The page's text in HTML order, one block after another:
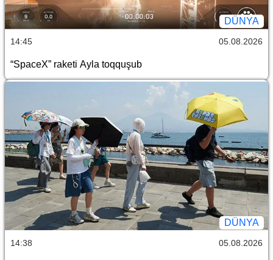
DÜNYA
14:45 05.08.2026
“SpaceX” raketi Ayla toqquşub
DÜNYA
14:38 05.08.2026